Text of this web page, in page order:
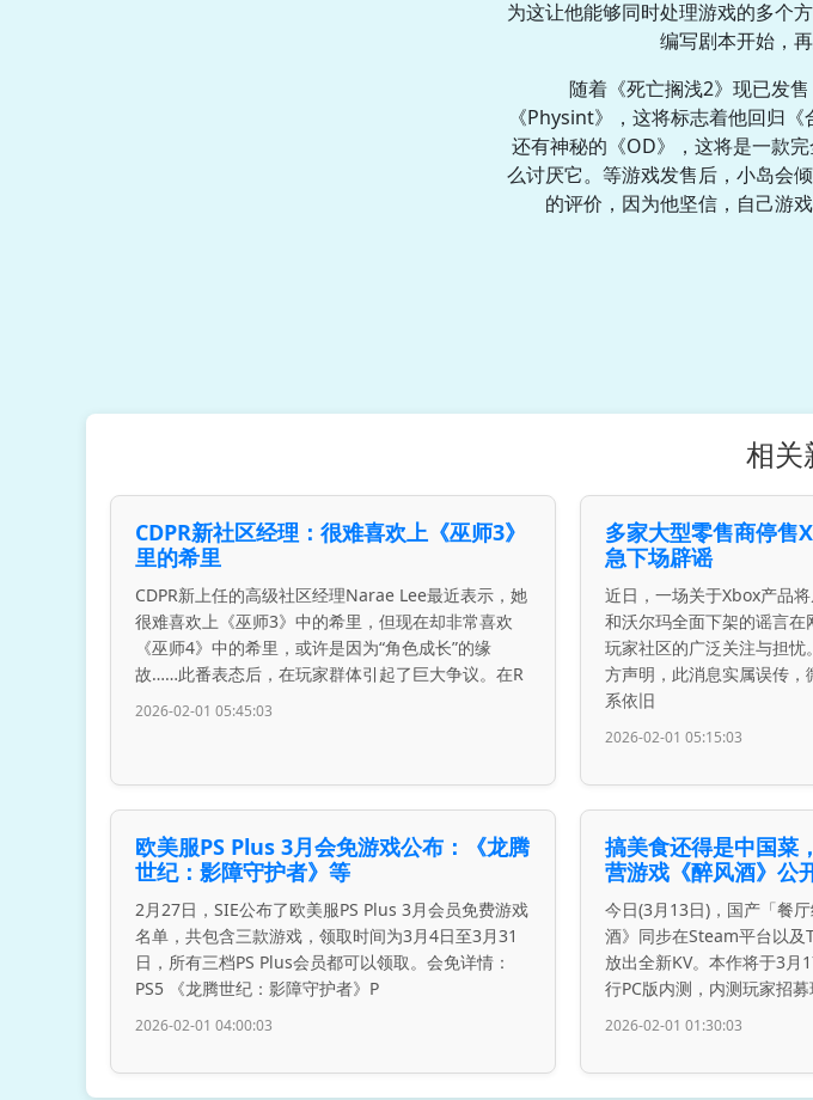
为这让他能够同时处理游戏的多个
编写剧本开始，
随着《死亡搁浅2》现已发
《Physint》，这将标志着他回归
还有神秘的《OD》，这将是一款
么讨厌它。等游戏发售后，小岛会
的评价，因为他坚信，自己游
相关
CDPR新社区经理：很难喜欢上《巫师3》
里的希里
CDPR新上任的高级社区经理Narae Lee最近表示，她
很难喜欢上《巫师3》中的希里，但现在却非常喜欢
《巫师4》中的希里，或许是因为“角色成长”的缘
故……此番表态后，在玩家群体引起了巨大争议。在R
2026-02-01 05:45:03
多家大型零售商停售
急下场辟谣
近日，一场关于Xbox产品
和沃尔玛全面下架的谣言在
玩家社区的广泛关注与担
方声明，此消息实属误传
系依旧
2026-02-01 05:15:03
欧美服PS Plus 3月会免游戏公布：《龙腾
世纪：影障守护者》等
2月27日，SIE公布了欧美服PS Plus 3月会员免费游戏
名单，共包含三款游戏，领取时间为3月4日至3月31
日，所有三档PS Plus会员都可以领取。会免详情：
PS5 《龙腾世纪：影障守护者》P
2026-02-01 04:00:03
搞美食还得是中国菜
营游戏《醉风酒》公
今日(3月13日)，国产「餐
酒》同步在Steam平台以
放出全新KV。本作将于3
行PC版内测，内测玩家招
2026-02-01 01:30:03